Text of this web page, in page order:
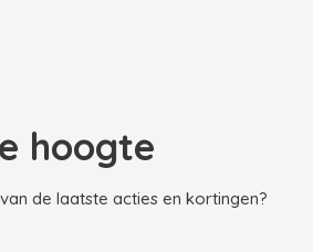
hoogte
de laatste acties en kortingen?